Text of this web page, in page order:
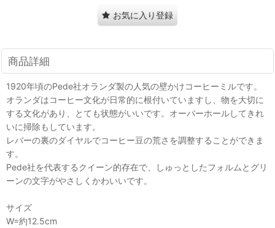
お気に入り登録
商品詳細
1920年頃のPede社オランダ製の人気の壁かけコーヒーミルです。
オランダはコーヒー文化が日常的に根付いていますし、物を大切に
する文化があり、とても状態がいいです。オーバーホールしてきれ
いに掃除もしています。
レバーの裏のダイヤルでコーヒー豆の荒さを調整することができま
す。
Pede社を代表するクイーン的存在で、しゅっとしたフォルムとグリ
ーンの文字がやさしくかわいいです。
サイズ
W=約12.5cm